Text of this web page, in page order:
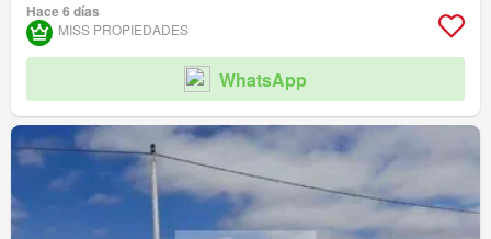
Hace 6 días
MISS PROPIEDADES
WhatsApp